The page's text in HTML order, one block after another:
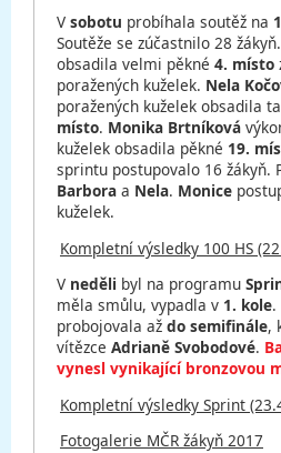
V sobotu probíhala soutěž na
Soutěže se zúčastnilo 28 žákyň.
obsadila velmi pěkné 4. místo
poražených kuželek. Nela
poražených kuželek obsadila
místo. Monika Brtníková
kuželek obsadila pěkné 19.
sprintu postupovalo 16 žákyň.
Barbora a Nela. Monice
kuželek.
Kompletní výsledky 100 HS
V neděli byl na programu
měla smůlu, vypadla v 1. kole.
probojovala až do semifinále,
vítězce Adrianě Svobodové.
vynesl vynikající bronzovou
Kompletní výsledky Sprint
Fotogalerie MČR žákyň 2017